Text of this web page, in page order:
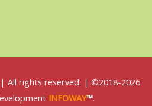
All rights reserved. | ©2018-2026
INFOWAY™.